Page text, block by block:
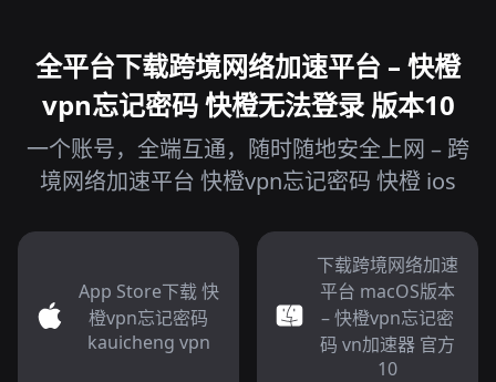
全平台下载跨境网络加速平台 – 快橙
vpn忘记密码 快橙无法登录 版本10
一个账号，全端互通，随时随地安全上网 – 跨
境网络加速平台 快橙vpn忘记密码 快橙 ios
App Store下载 快
橙vpn忘记密码
kauicheng vpn
下载跨境网络加速
平台 macOS版本
– 快橙vpn忘记密
码 vn加速器 官方
10